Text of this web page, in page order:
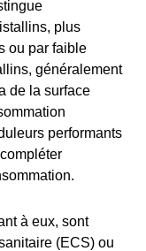
plus
ou par faible
généralement
de la surface
performants
à eux, sont
(ECS) ou